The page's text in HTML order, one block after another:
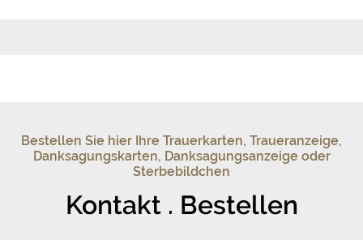
Bestellen Sie hier Ihre Trauerkarten, Traueranzeige,
Danksagungskarten, Danksagungsanzeige oder
Sterbebildchen
Kontakt . Bestellen